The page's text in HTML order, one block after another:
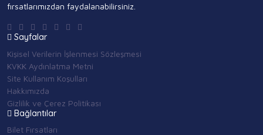
fırsatlarımızdan faydalanabilirsiniz.
Sayfalar
Kişisel Verilerin İşlenmesi Sözleşmesi
KVKK Aydınlatma Metni
Site Kullanım Koşulları
Hakkımızda
Gizlilik ve Çerez Politikası
Bağlantılar
Bilet Fırsatları